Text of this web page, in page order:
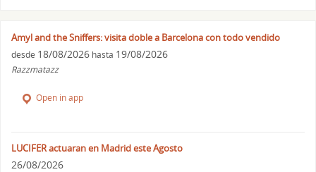
Amyl and the Sniffers: visita doble a Barcelona con todo vendido
desde 18/08/2026 hasta 19/08/2026
Razzmatazz
Open in app
LUCIFER actuaran en Madrid este Agosto
26/08/2026